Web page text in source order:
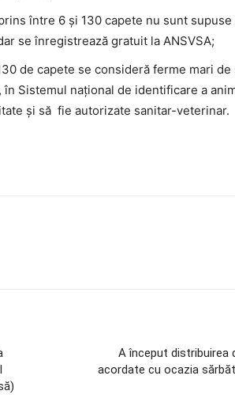
între 6 şi 130 capete nu sunt
se înregistrează gratuit la ANSVSA;
de capete se consideră ferme mari de
Sistemul naţional de identificare a
şi să fie autorizate sanitar-veterinar.
A început distribuirea
acordate cu ocazia